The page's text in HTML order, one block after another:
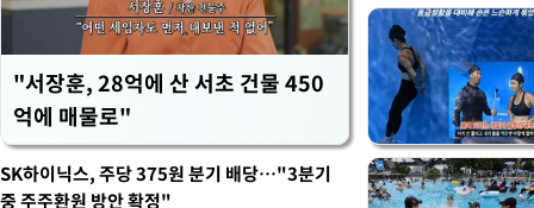
"서장훈, 28억에 산 서초 건물 450
억에 매물로"
SK하이닉스, 주당 375원 분기 배당…"3분기
중 주주환원 방안 확정"